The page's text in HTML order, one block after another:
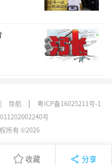
收藏 分享
| 导航 |
粤ICP备16025211号-1
号
所有 ©2026